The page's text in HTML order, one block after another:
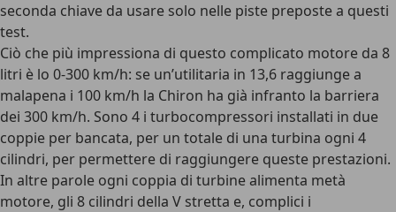
seconda chiave da usare solo nelle piste preposte a questi
test.
Ciò che più impressiona di questo complicato motore da 8
litri è lo 0-300 km/h: se un’utilitaria in 13,6 raggiunge a
malapena i 100 km/h la Chiron ha già infranto la barriera
dei 300 km/h. Sono 4 i turbocompressori installati in due
coppie per bancata, per un totale di una turbina ogni 4
cilindri, per permettere di raggiungere queste prestazioni.
In altre parole ogni coppia di turbine alimenta metà
motore, gli 8 cilindri della V stretta e, complici i